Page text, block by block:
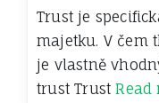
Trust je
majetku. V čem
je vlastně
trust TrustRead